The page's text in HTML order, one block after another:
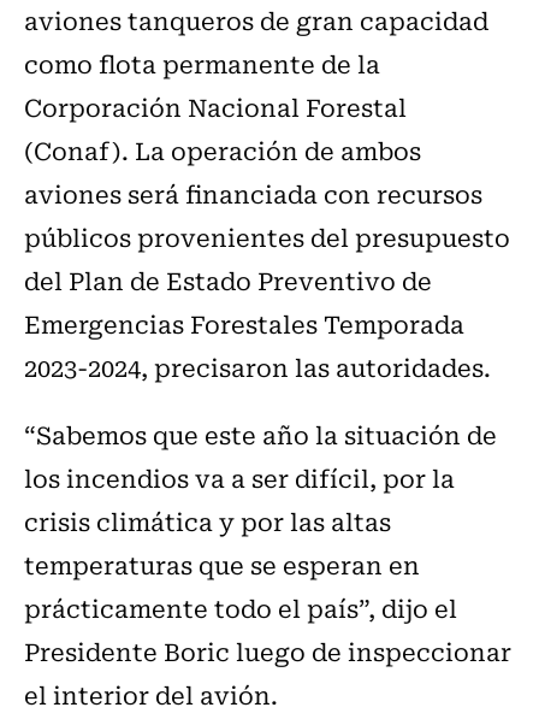
aviones tanqueros de gran capacidad
como flota permanente de la
Corporación Nacional Forestal
(Conaf). La operación de ambos
aviones será financiada con recursos
públicos provenientes del presupuesto
del Plan de Estado Preventivo de
Emergencias Forestales Temporada
2023-2024, precisaron las autoridades.
“Sabemos que este año la situación de
los incendios va a ser difícil, por la
crisis climática y por las altas
temperaturas que se esperan en
prácticamente todo el país”, dijo el
Presidente Boric luego de inspeccionar
el interior del avión.